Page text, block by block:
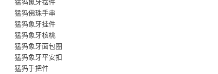
猛犸佛珠手串
猛犸象牙挂件
猛犸象牙核桃
猛犸象牙面包圈
猛犸象牙平安扣
猛犸手把件